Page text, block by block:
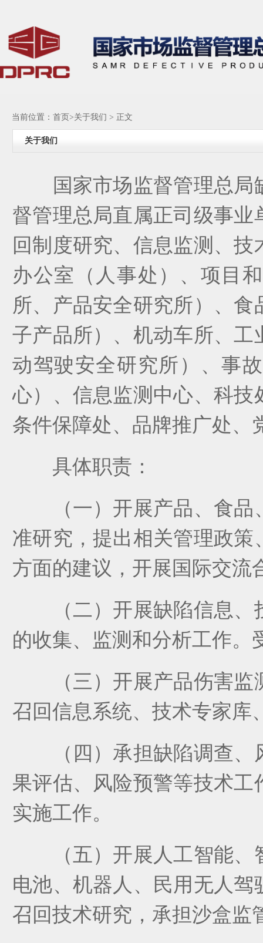
当前位置： 首页 >关于我们 > 正文
关于我们
国家市场监督管理总
督管理总局直属正司级事业
回制度研究、信息监测、
办公室（人事处）、项目
所、产品安全研究所）、 食
子产品所）、 机动车所、工
动驾驶安全研究所）、事
心）、 信息监测中心、科技
条件保障处、品牌推广处、
具体职责：
（一） 开展产品、食品
准研究，提出相关管理政
方面的建议，开展国际交流
（二） 开展缺陷信息、
的收集、监测和分析工作。
（ 三 ） 开展产品伤害监
召回信息系统、技术专家库
（ 四 ） 承担缺陷调查、
果评估、风险预警等技术
实施工作。
（五） 开展人工智能、
电池、机器人、民用无人
召回技术研究，承担沙盒监